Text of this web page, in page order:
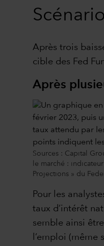
Après trois
cible des Fed
Après
Sources : Capital
le marché :
Projections » du
Pour les
taux d’intérêt
semble ainsi
l’emploi (même